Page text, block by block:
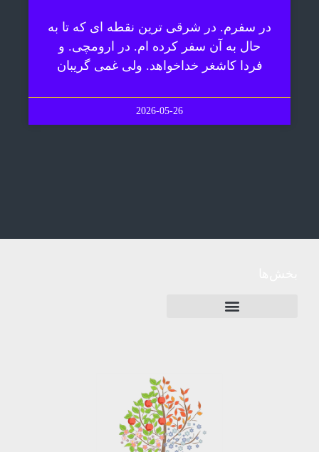
در سفرم. در شرقی ترین نقطه ای که تا به
حال به آن سفر کرده ام. در ارومچی. و
فردا کاشغر خداخواهد. ولی غمی گریبان
2026-05-26